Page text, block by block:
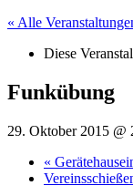
« Alle
Diese
Funkübung
29. Oktober 2015 @
«